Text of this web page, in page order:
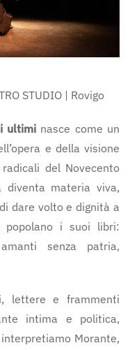
STUDIO | Rovigo
ultimi nasce come un
e della visione
del Novecento
materia viva,
dare volto e dignità a
i suoi libri:
senza patria,
lettere e frammenti
intima e politica,
Morante,